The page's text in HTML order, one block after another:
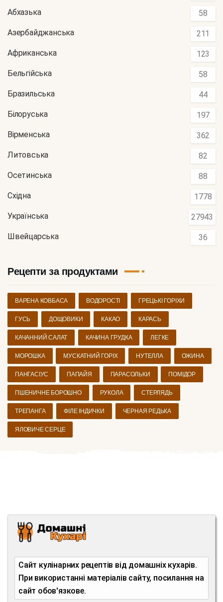
Абхазька 58
Азербайджанська 211
Африканська 123
Бельгійська 58
Бразильська 44
Білоруська 197
Вірменська 362
Литовська 82
Осетинська 88
Східна 1778
Українська 27943
Швейцарська 36
Рецепти за продуктами
ВАРЕНА КОВБАСА ВОДОРОСТІ ГРЕЦЬКІ ГОРІХИ
ГУСЬ ДОЩОВИКИ КАКАО КАРАСЬ
КАЧАННИЙ САЛАТ КАЧИНА ГРУДКА ЛЕГКЕ
МОРОШКА МУСКАТНИЙ ГОРІХ НУТЕЛЛА ОЖИНА
ПАНГАСІУС ПАПАЙЯ ПАРАСОЛЬКИ ПОМІДОР
ПШЕНИЧНЕ БОРОШНО РУКОЛА СТЕРЛЯДЬ
ТРЕПАНГА ФІЛЕ ІНДИЧКИ ЧЕРНАЯ РЕДЬКА
ЯЛОВИЧЕ СЕРЦЕ
Сайт кулінарних рецептів від домашніх кухарів.
При використанні матеріалів сайту, посилання на
сайт обов'язкове.